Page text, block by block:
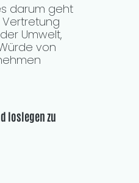
darum geht
Umwelt,
von
loslegen zu